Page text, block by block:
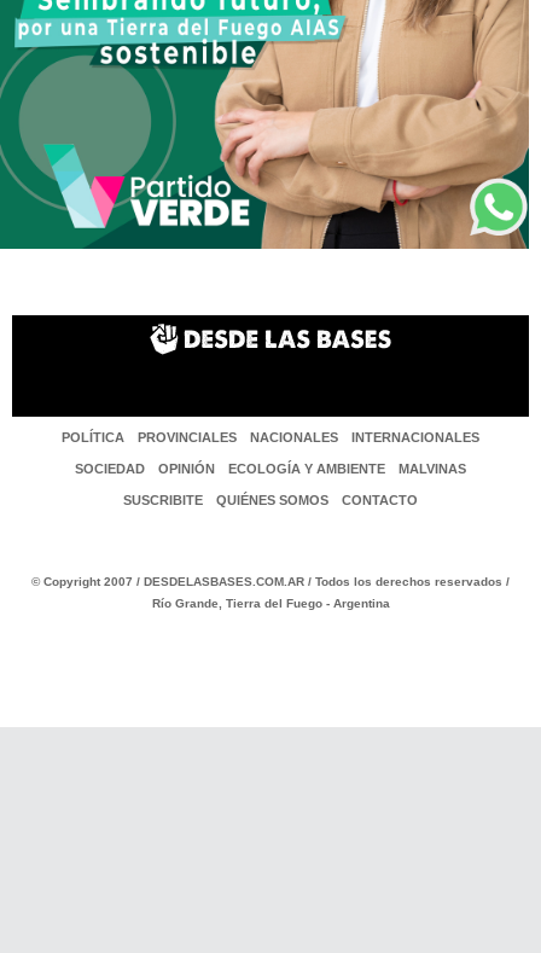
POLÍTICA PROVINCIALES NACIONALES INTERNACIONALES
SOCIEDAD OPINIÓN ECOLOGÍA Y AMBIENTE MALVINAS
SUSCRIBITE QUIÉNES SOMOS CONTACTO
© Copyright 2007 / DESDELASBASES.COM.AR / Todos los derechos reservados /
Río Grande, Tierra del Fuego - Argentina